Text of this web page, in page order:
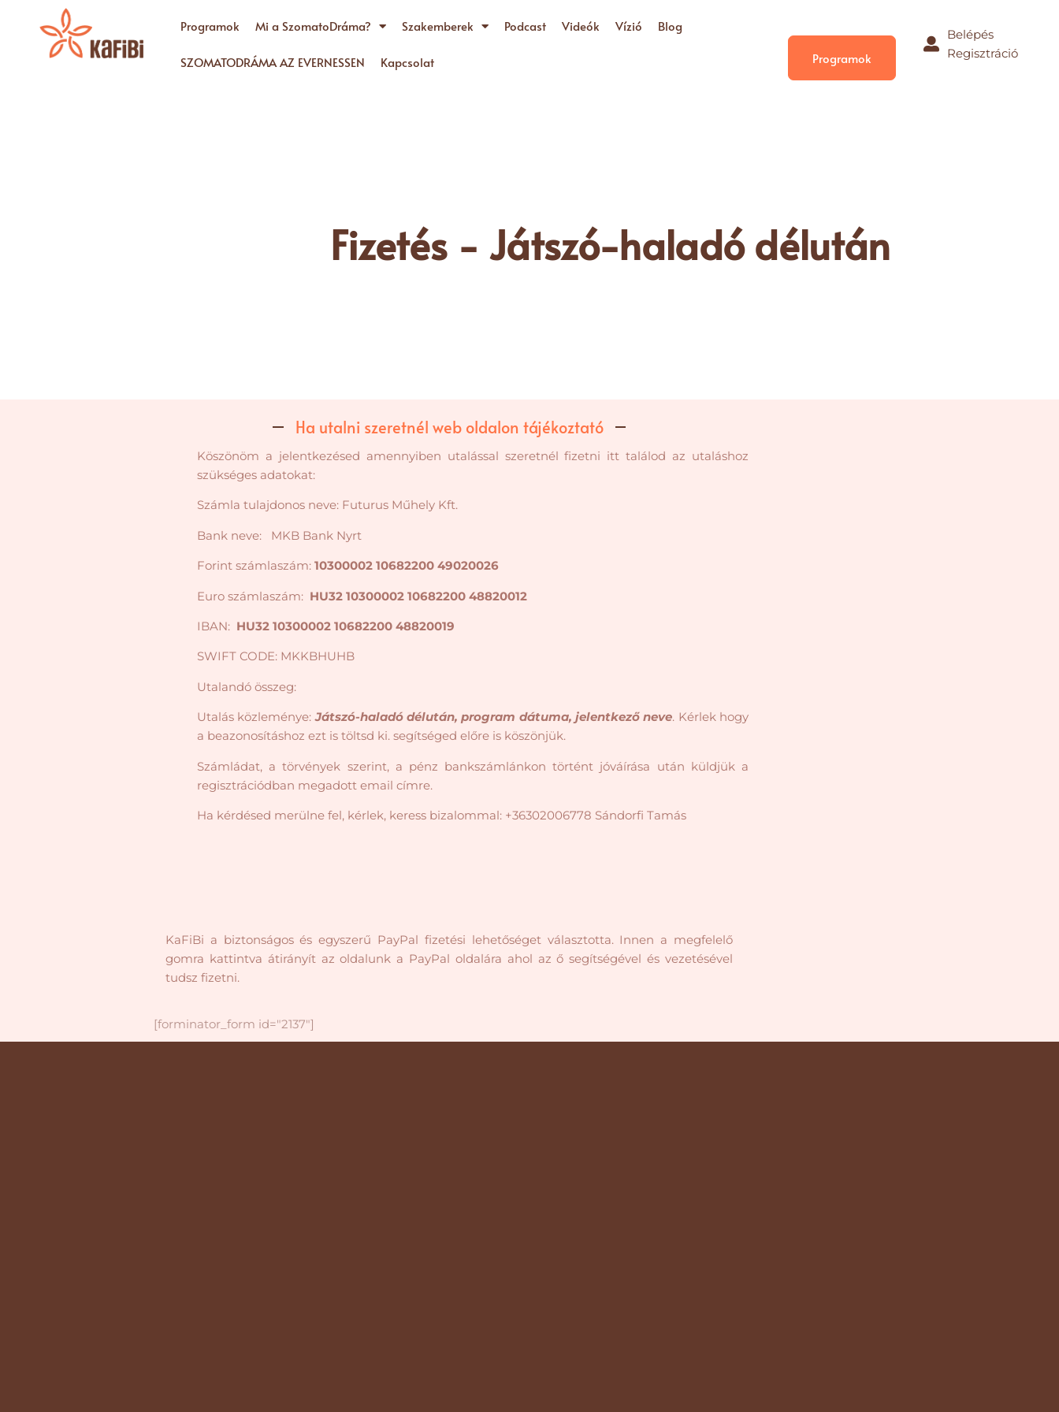
Programok Mi a SzomatoDráma? Szakemberek Podcast Videók Vízió Blog
SZOMATODRÁMA AZ EVERNESSEN Kapcsolat Programok
Belépés
Regisztráció
Fizetés - Játszó-haladó délután
Ha utalni szeretnél web oldalon tájékoztató
Köszönöm a jelentkezésed amennyiben utalással szeretnél fizetni itt találod az utaláshoz
szükséges adatokat:
Számla tulajdonos neve: Futurus Műhely Kft.
Bank neve: MKB Bank Nyrt
Forint számlaszám: 10300002 10682200 49020026
Euro számlaszám: HU32 10300002 10682200 48820012
IBAN: HU32 10300002 10682200 48820019
SWIFT CODE: MKKBHUHB
Utalandó összeg:
Utalás közleménye:Játszó-haladó délután, program dátuma, jelentkező neve. Kérlek hogy
a beazonosításhoz ezt is töltsd ki. segítséged előre is köszönjük.
Számládat, a törvények szerint, a pénz bankszámlánkon történt jóváírása után küldjük a
regisztrációdban megadott email címre.
Ha kérdésed merülne fel, kérlek, keress bizalommal: +36302006778 Sándorfi Tamás
KaFiBi a biztonságos és egyszerű PayPal fizetési lehetőséget választotta. Innen a megfelelő
gomra kattintva átirányít az oldalunk a PayPal oldalára ahol az ő segítségével és vezetésével
tudsz fizetni.
[forminator_form id="2137"]